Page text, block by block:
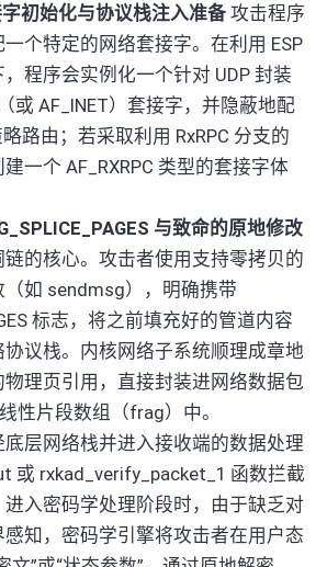
初始化与协议栈注入准备攻击程序
个特定的网络套接字。在利用 ESP
程序会实例化一个针对 UDP 封装
或 AF_INET）套接字，并隐蔽地配
路由；若采取利用 RxRPC 分支的
一个 AF_RXRPC 类型的套接字体
与致命的原地修改
的核心。攻击者使用支持零拷贝的
如 sendmsg），明确携带
标志，将之前填充好的管道内容
议栈。内核网络子系统顺理成章地
理页引用，直接封装进网络数据包
性片段数组（frag）中。
层网络栈并进入接收端的数据处理
或 rxkad_verify_packet_1 函数拦截
入密码学处理阶段时，由于缺乏对
知，密码学引擎将攻击者在用户态